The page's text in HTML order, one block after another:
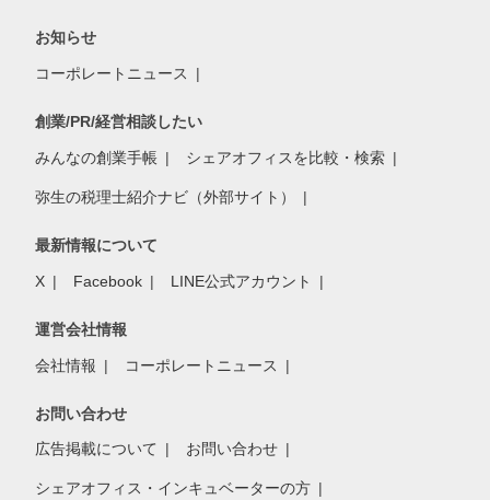
お知らせ
コーポレートニュース
創業/PR/経営相談したい
みんなの創業手帳 シェアオフィスを比較・検索
弥生の税理士紹介ナビ（外部サイト）
最新情報について
X Facebook LINE公式アカウント
運営会社情報
会社情報 コーポレートニュース
お問い合わせ
広告掲載について お問い合わせ
シェアオフィス・インキュベーターの方